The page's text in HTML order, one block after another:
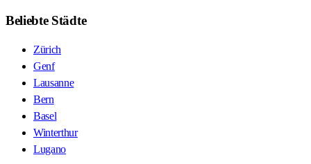
Beliebte Städte
Zürich
Genf
Lausanne
Bern
Basel
Winterthur
Lugano